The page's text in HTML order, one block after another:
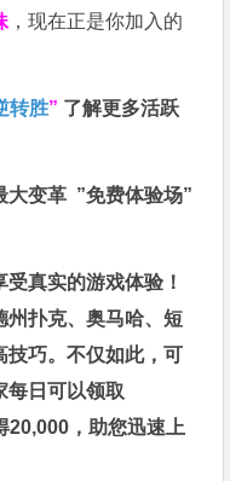
，现在正是你加入的
转胜” 了解更多活跃
大变革 ”免费体验场”
真实的游戏体验！
州扑克、奥马哈、短
技巧。不仅如此，可
每日可以领取
20,000，助您迅速上